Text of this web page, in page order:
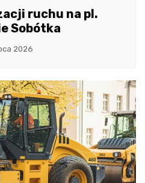
ruchu na pl.
Sobótka
2026